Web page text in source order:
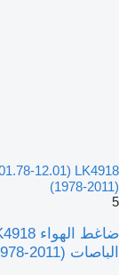
(1978-2011)
5
الباصات Volvo B6, B7, B9, B10, B12 bus (1978-2011)